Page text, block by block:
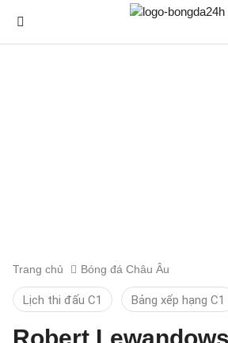
Trang chủ Bóng đá Châu Âu
Lịch thi đấu C1 Bảng xếp hạng C1